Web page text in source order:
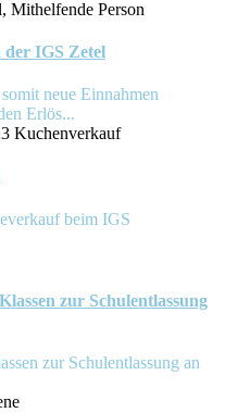
der IGS Zetel
neue Einnahmen
Erlös...
beim IGS
zur Schulentlassung
zur Schulentlassung an